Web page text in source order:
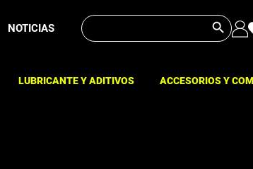
NOTICIAS Buscar: Botón de búsqueda
LUBRICANTE Y ADITIVOS ACCESORIOS Y